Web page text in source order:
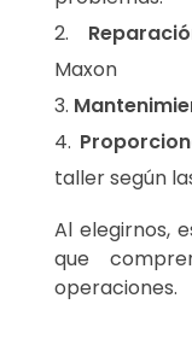
Maxon
taller según
Al elegirnos,
que
operaciones.